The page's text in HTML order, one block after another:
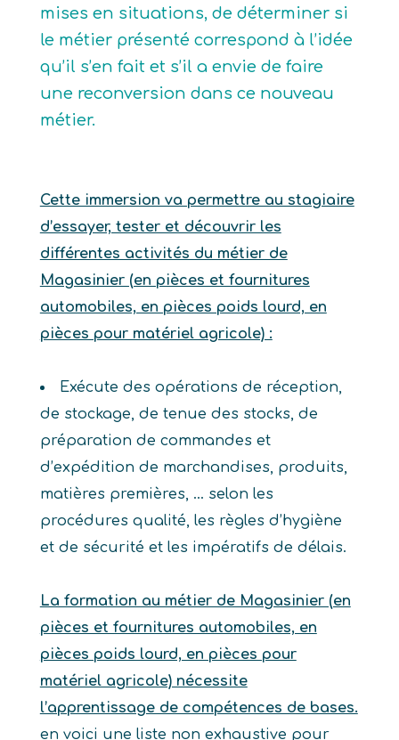
mises en situations, de déterminer si
le métier présenté correspond à l’idée
qu’il s’en fait et s’il a envie de faire
une reconversion dans ce nouveau
métier.
Cette immersion va permettre au stagiaire
d’essayer, tester et découvrir les
différentes activités du métier de
Magasinier (en pièces et fournitures
automobiles, en pièces poids lourd, en
pièces pour matériel agricole) :
Exécute des opérations de réception,
de stockage, de tenue des stocks, de
préparation de commandes et
d’expédition de marchandises, produits,
matières premières, … selon les
procédures qualité, les règles d’hygiène
et de sécurité et les impératifs de délais.
La formation au métier de Magasinier (en
pièces et fournitures automobiles, en
pièces poids lourd, en pièces pour
matériel agricole) nécessite
l’apprentissage de compétences de bases.
en voici une liste non exhaustive pour